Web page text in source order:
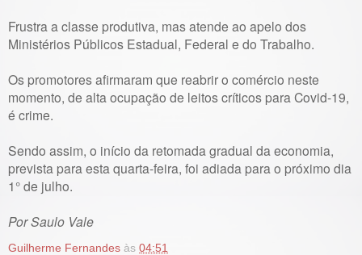
Frustra a classe produtiva, mas atende ao apelo dos
Ministérios Públicos Estadual, Federal e do Trabalho.
Os promotores afirmaram que reabrir o comércio neste
momento, de alta ocupação de leitos críticos para Covid-19,
é crime.
Sendo assim, o início da retomada gradual da economia,
prevista para esta quarta-feira, foi adiada para o próximo dia
1° de julho.
Por Saulo Vale
Guilherme Fernandes às 04:51